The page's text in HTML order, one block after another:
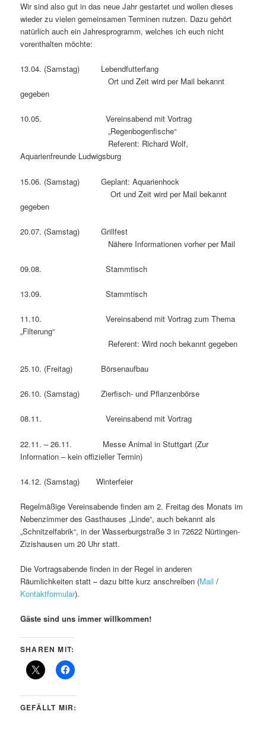
Wir sind also gut in das neue Jahr gestartet und wollen dieses
wieder zu vielen gemeinsamen Terminen nutzen. Dazu gehört
natürlich auch ein Jahresprogramm, welches ich euch nicht
vorenthalten möchte:
13.04. (Samstag) Lebendfutterfang
Ort und Zeit wird per Mail bekannt
gegeben
10.05. Vereinsabend mit Vortrag
„Regenbogenfische“
Referent: Richard Wolf,
Aquarienfreunde Ludwigsburg
15.06. (Samstag) Geplant: Aquarienhock
Ort und Zeit wird per Mail bekannt
gegeben
20.07. (Samstag) Grillfest
Nähere Informationen vorher per Mail
09.08. Stammtisch
13.09. Stammtisch
11.10. Vereinsabend mit Vortrag zum Thema
„Filterung“
Referent: Wird noch bekannt gegeben
25.10. (Freitag) Börsenaufbau
26.10. (Samstag) Zierfisch- und Pflanzenbörse
08.11. Vereinsabend mit Vortrag
22.11. – 26.11. Messe Animal in Stuttgart (Zur
Information – kein offizieller Termin)
14.12. (Samstag) Winterfeier
Regelmäßige Vereinsabende finden am 2. Freitag des Monats im
Nebenzimmer des Gasthauses „Linde“, auch bekannt als
„Schnitzelfabrik“, in der Wasserburgstraße 3 in 72622 Nürtingen-
Zizishausen um 20 Uhr statt.
Die Vortragsabende finden in der Regel in anderen
Räumlichkeiten statt – dazu bitte kurz anschreiben (Mail/
Kontaktformular).
Gäste sind uns immer willkommen!
SHAREN MIT:
GEFÄLLT MIR: